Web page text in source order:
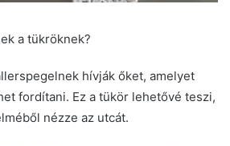
a tükröknek?
hívják őket, amelyet
fordítani. Ez a tükör lehetővé teszi,
nézze az utcát.